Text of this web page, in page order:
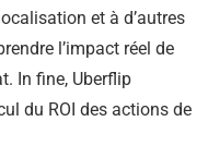
et à d’autres
l’impact réel de
In fine, Uberflip
du ROI des actions de